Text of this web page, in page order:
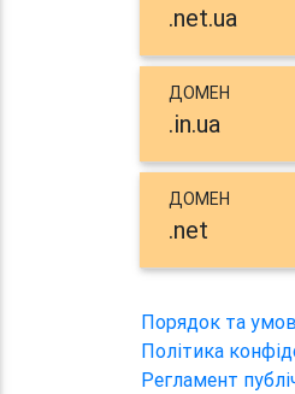
.net.ua
ДОМЕН
.in.ua
ДОМЕН
.net
Порядок та
Політика
Регламент